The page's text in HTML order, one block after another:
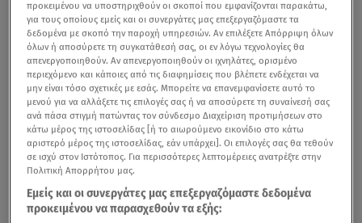
προκειμένου να υποστηριχθούν οι σκοποί που εμφανίζονται παρακάτω,
για τους οποίους εμείς και οι συνεργάτες μας επεξεργαζόμαστε τα
δεδομένα με σκοπό την παροχή υπηρεσιών. Αν επιλέξετε Απόρριψη όλων
όλων ή αποσύρετε τη συγκατάθεσή σας, οι εν λόγω τεχνολογίες θα
απενεργοποιηθούν. Αν απενεργοποιηθούν οι ιχνηλάτες, ορισμένο
περιεχόμενο και κάποιες από τις διαφημίσεις που βλέπετε ενδέχεται να
μην είναι τόσο σχετικές με εσάς. Μπορείτε να επανεμφανίσετε αυτό το
μενού για να αλλάξετε τις επιλογές σας ή να αποσύρετε τη συναίνεσή σας
ανά πάσα στιγμή πατώντας τον σύνδεσμο Διαχείριση προτιμήσεων στο
κάτω μέρος της ιστοσελίδας [ή το αιωρούμενο εικονίδιο στο κάτω
αριστερό μέρος της ιστοσελίδας, εάν υπάρχει]. Οι επιλογές σας θα τεθούν
σε ισχύ στον Ιστότοπος. Για περισσότερες λεπτομέρειες ανατρέξτε στην
Πολιτική Απορρήτου μας.
Εμείς και οι συνεργάτες μας επεξεργαζόμαστε δεδομένα
προκειμένου να παρασχεθούν τα εξής: